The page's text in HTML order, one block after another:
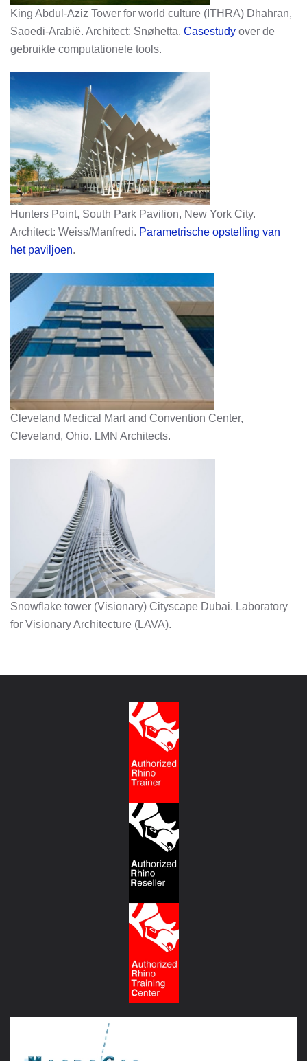
King Abdul-Aziz Tower for world culture (ITHRA) Dhahran,
Saoedi-Arabië. Architect: Snøhetta. Casestudy over de
gebruikte computationele tools.
Hunters Point, South Park Pavilion, New York City.
Architect: Weiss/Manfredi. Parametrische opstelling van
het paviljoen.
Cleveland Medical Mart and Convention Center,
Cleveland, Ohio. LMN Architects.
Snowflake tower (Visionary) Cityscape Dubai. Laboratory
for Visionary Architecture (LAVA).